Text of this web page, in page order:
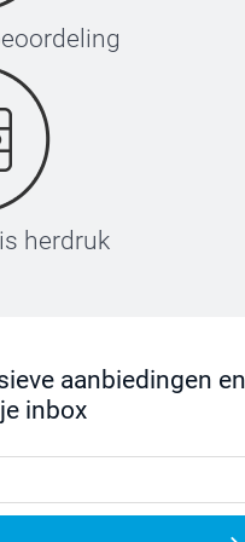
herdruk
aanbiedingen en
inbox